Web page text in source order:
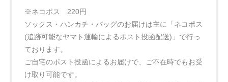
※ネコポス 220円
ソックス・ハンカチ・バッグのお届けは主に「ネコポス
(追跡可能なヤマト運輸によるポスト投函配送)」で行っ
ております。
ご自宅のポスト投函によるお届けで、ご不在時でもお受
け取り可能です。